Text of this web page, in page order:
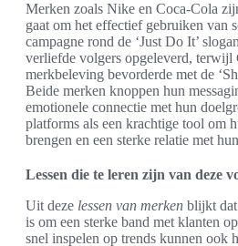
Merken zoals Nike en Coca-Cola
gaat om het effectief gebruiken van
campagne rond de ‘Just Do It’
verliefde volgers opgeleverd, terwijl
merkbeleving bevorderde met de
Beide merken knoppen hun
emotionele connectie met hun
platforms als een krachtige tool om
brengen en een sterke relatie met
Lessen die te leren zijn van deze
Uit deze lessen van merken blijkt dat
is om een sterke band met klanten
snel inspelen op trends kunnen ook